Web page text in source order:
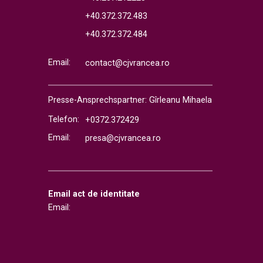
+40.372.372.483
+40.372.372.484
Email: contact@cjvrancea.ro
Presse-Ansprechspartner: Gîrleanu Mihaela
Telefon:
+0372.372429
Email:
presa@cjvrancea.ro
Email act de identitate
Email: